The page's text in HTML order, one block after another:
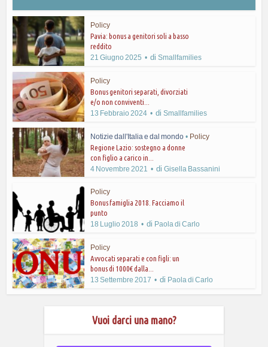
Policy
Pavia: bonus a genitori soli a basso
reddito
21 Giugno 2025
diSmallfamilies
Policy
Bonus genitori separati, divorziati
e/o non conviventi...
13 Febbraio 2024
diSmallfamilies
Notizie dall'Italia e dal mondo • Policy
Regione Lazio: sostegno a donne
con figlio a carico in...
4 Novembre 2021
diGisella Bassanini
Policy
Bonus famiglia 2018. Facciamo il
punto
18 Luglio 2018
di Paola di Carlo
Policy
Avvocati separati e con figli: un
bonus di 1000€ dalla...
13 Settembre 2017
di Paola di Carlo
Vuoi darci una mano?